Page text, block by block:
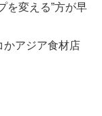
を変える”方が早
かアジア食材店